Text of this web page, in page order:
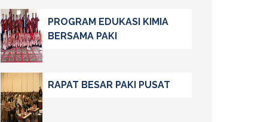
PROGRAM EDUKASI KIMIA
BERSAMA PAKI
RAPAT BESAR PAKI PUSAT